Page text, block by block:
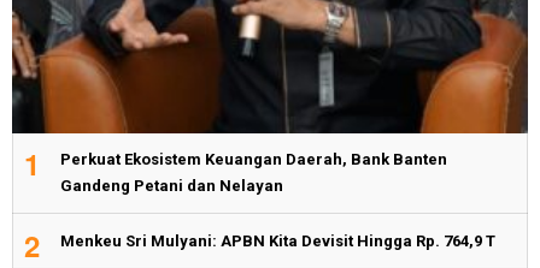
1
Perkuat Ekosistem Keuangan Daerah, Bank Banten
Gandeng Petani dan Nelayan
2 Menkeu Sri Mulyani: APBN Kita Devisit Hingga Rp. 764,9 T